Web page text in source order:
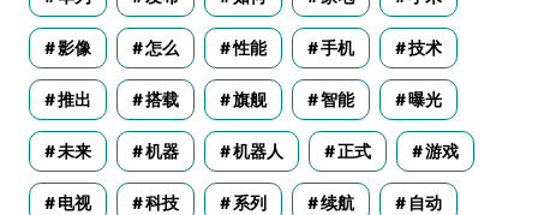
影像 怎么 性能 手机 技术
推出 搭载 旗舰 智能 曝光
未来 机器 机器人 正式 游戏
电视 科技 系列 续航 自动